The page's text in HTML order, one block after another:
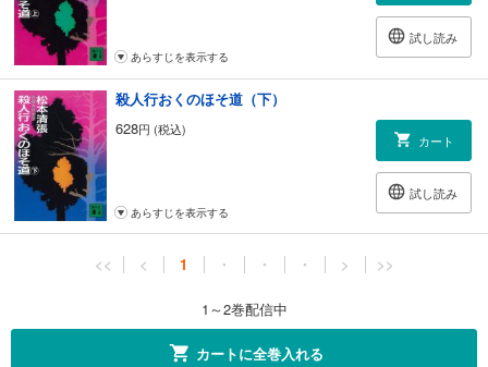
試し読み
あらすじを表示する
殺人行おくのほそ道（下）
628円 (税込)
カート
試し読み
あらすじを表示する
<< < 1 ・ ・ ・ > >>
1～2巻配信中
カートに全巻入れる